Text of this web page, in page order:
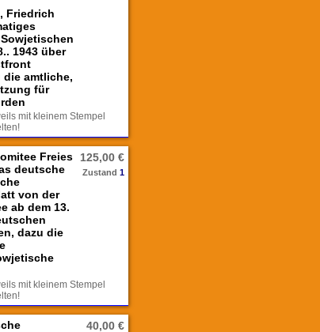
Friedrich
1943 über
die amtliche,
für
mit kleinem Stempel
125,00 €
Zustand1
Freies
deutsche
von der
ab dem 13.
dazu die
mit kleinem Stempel
40,00 €